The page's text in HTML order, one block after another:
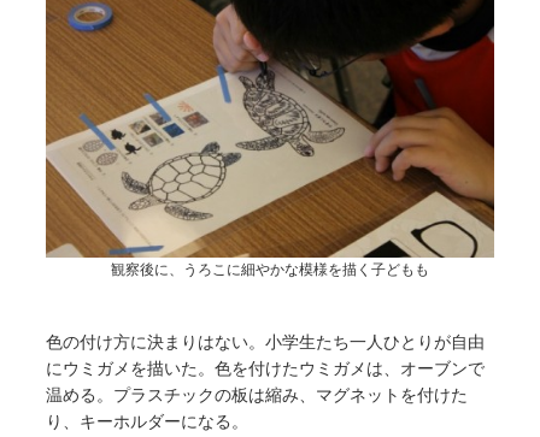
観察後に、うろこに細やかな模様を描く子どもも
色の付け方に決まりはない。小学生たち一人ひとりが自由
にウミガメを描いた。色を付けたウミガメは、オーブンで
温める。プラスチックの板は縮み、マグネットを付けた
り、キーホルダーになる。